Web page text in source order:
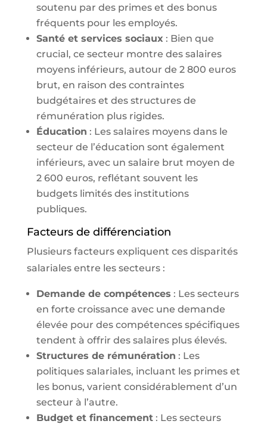
soutenu par des primes et des bonus
fréquents pour les employés.
Santé et services sociaux : Bien que
crucial, ce secteur montre des salaires
moyens inférieurs, autour de 2 800 euros
brut, en raison des contraintes
budgétaires et des structures de
rémunération plus rigides.
Éducation : Les salaires moyens dans le
secteur de l’éducation sont également
inférieurs, avec un salaire brut moyen de
2 600 euros, reflétant souvent les
budgets limités des institutions
publiques.
Facteurs de différenciation
Plusieurs facteurs expliquent ces disparités
salariales entre les secteurs :
Demande de compétences : Les secteurs
en forte croissance avec une demande
élevée pour des compétences spécifiques
tendent à offrir des salaires plus élevés.
Structures de rémunération : Les
politiques salariales, incluant les primes et
les bonus, varient considérablement d’un
secteur à l’autre.
Budget et financement: Les secteurs